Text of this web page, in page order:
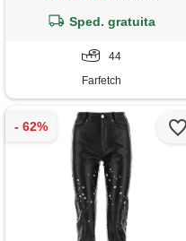
Sped. gratuita
44
Farfetch